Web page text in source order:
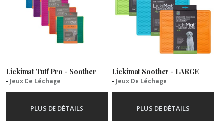
Lickimat Tuff Pro - Soother
- Jeux De Léchage
PLUS DE DÉTAILS
Lickimat Soother - LARGE
- Jeux De Léchage
PLUS DE DÉTAILS